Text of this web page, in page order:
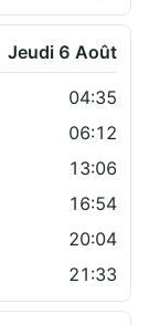
Jeudi 6 Août
04:35
06:12
13:06
16:54
20:04
21:33